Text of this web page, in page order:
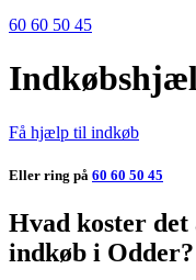
60 60 50 45
Få hjælp til indkøb
Eller ring på 60 60 50 45
Hvad koster
indkøb i Odder?